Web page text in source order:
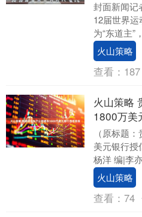
封面新闻记
12届世界
为“东道主”
员、教练员
世运会....
火山策略
查看： 187
火山策略
1800万美
（原标题
美元银行授
杨洋 编|李
代码：
火山策略
查看： 74